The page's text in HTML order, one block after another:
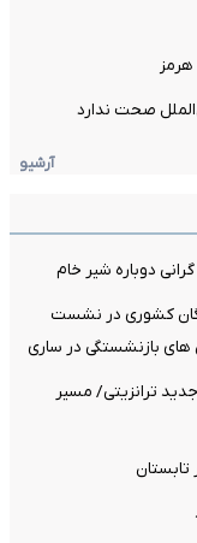
آرشیو
دوباره شیر خام
کشوری در نشست
بازنشستگی در ساری
ترانزیتی/ مسیر
تابستان